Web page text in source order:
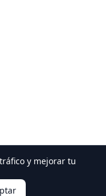
el Matsuri
y mejorar tu